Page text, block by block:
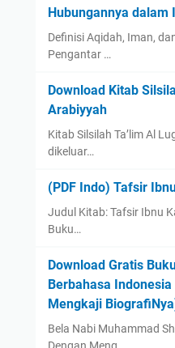
Hubungannya dalam
Definisi Aqidah, Iman,
Pengantar …
Download Kitab
Arabiyyah
Kitab Silsilah Ta’lim Al
dikeluar…
(PDF Indo) Tafsir
Judul Kitab: Tafsir Ibnu
Buku…
Download Gratis
Berbahasa
Mengkaji
Bela Nabi Muhammad
Dengan Meng…